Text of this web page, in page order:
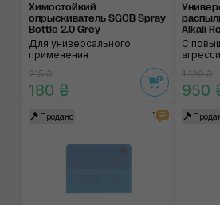
Химостойкий
опрыскиватель SGCB Spray
Bottle 2.0 Grey
Для универсального
применения
215 ₴
180 ₴
Alkali
C
1 120 ₴
950
Продано 1